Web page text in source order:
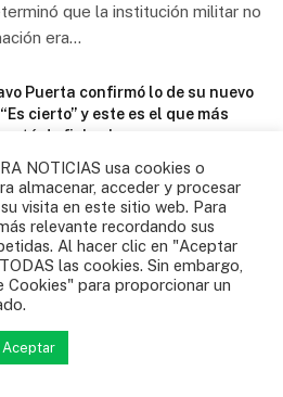
que la institución militar no
era…
Puerta confirmó lo de su nuevo
cierto” y este es el que más
está de ficharlo
ganó histórico oro en voleibol
Juegos Centroamericanos y del
vuelve a jugar la selección de
Ya hay dos amistosos en el
NOTICIAS usa cookies o
almacenar, acceder y procesar
visita en este sitio web. Para
relevante recordando sus
Al hacer clic en "Aceptar
las cookies. Sin embargo,
Cookies" para proporcionar un
Aceptar